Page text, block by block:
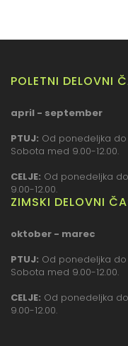
POLETNI DELOVNI
april - september
PTUJ: Od ponedeljka do
Sobota med 9.00-12.00.
CELJE: Od ponedeljka
9.00-12.00.
ZIMSKI DELOVNI
oktober - marec
PTUJ: Od ponedeljka do
Sobota med 9.00-12.00.
CELJE: Od ponedeljka
9.00-12.00.